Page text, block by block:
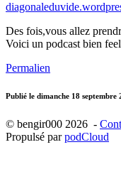
Des fois,vous allez
Voici un podcast bien
Permalien
Publié le dimanche 18 septembre
© bengir000 2026 -
Propulsé parpodCloud